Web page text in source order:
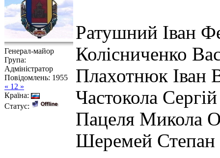
Генерал-майор
Група:
Адміністратор
Повідомлень: 1955
« 12 »
Країна:
Статус:
Ратушний Іван
Колісниченко
Плахотнюк Іван
Частокола
Пацеля Микола
Шеремей Степан